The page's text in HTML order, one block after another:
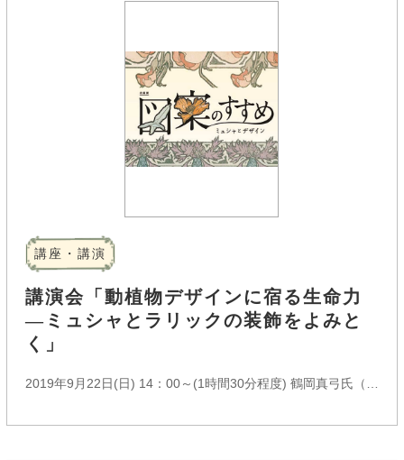
講座・講演
講演会「動植物デザインに宿る生命力
―ミュシャとラリックの装飾をよみと
く」
2019年9月22日(日) 14：00～(1時間30分程度) 鶴岡真弓氏（多摩美術大学芸術人類学研究所 所長／教授）